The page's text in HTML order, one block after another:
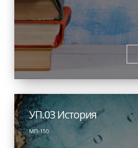
УП.03 История
МП-150